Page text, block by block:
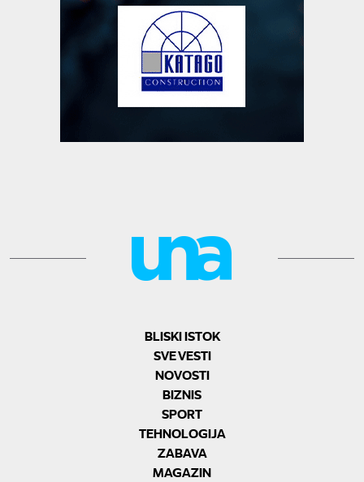
BLISKI ISTOK
SVE VESTI
NOVOSTI
BIZNIS
SPORT
TEHNOLOGIJA
ZABAVA
MAGAZIN